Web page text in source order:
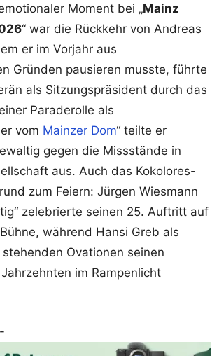
Moment bei „Mainz
“ war die Rückkehr von Andreas
er im Vorjahr aus
Gründen pausieren musste, führte
als Sitzungspräsident durch das
Paraderolle als
vom Mainzer Dom“ teilte er
gegen die Missstände in
aus. Auch das Kokolores-
zum Feiern: Jürgen Wiesmann
zelebrierte seinen 25. Auftritt auf
während Hansi Greb als
stehenden Ovationen seinen
im Rampenlicht